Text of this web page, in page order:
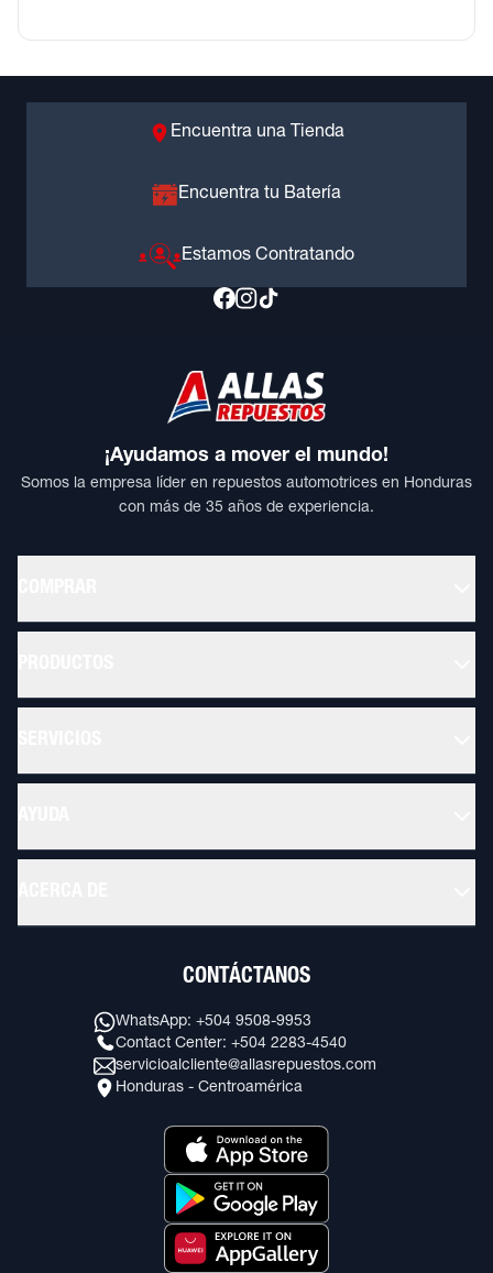
Encuentra una Tienda
Encuentra tu Batería
Estamos Contratando
¡Ayudamos a mover el mundo!
Somos la empresa líder en repuestos automotrices en Honduras
con más de 35 años de experiencia.
CONTÁCTANOS
WhatsApp: +504 9508-9953
Contact Center: +504 2283-4540
servicioalcliente@allasrepuestos.com
Honduras - Centroamérica